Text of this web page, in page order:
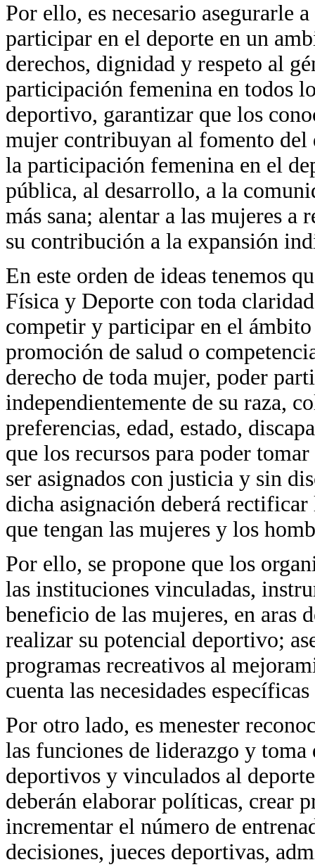
Por ello, es necesario asegurarle
participar en el deporte en un
derechos, dignidad y respeto al
participación femenina en todos
deportivo, garantizar que los
mujer contribuyan al fomento
la participación femenina en el
pública, al desarrollo, a la
más sana; alentar a las mujeres
su contribución a la expansión
En este orden de ideas tenemos
Física y Deporte con toda
competir y participar en el
promoción de salud o
derecho de toda mujer, poder
independientemente de su raza,
preferencias, edad, estado,
que los recursos para poder
ser asignados con justicia y sin
dicha asignación deberá
que tengan las mujeres y los
Por ello, se propone que los
las instituciones vinculadas,
beneficio de las mujeres, en aras
realizar su potencial deportivo;
programas recreativos al
cuenta las necesidades
Por otro lado, es menester
las funciones de liderazgo y toma
deportivos y vinculados al
deberán elaborar políticas, crear
incrementar el número de
decisiones, jueces deportivas,